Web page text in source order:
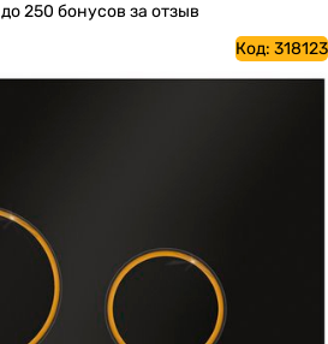
до 250 бонусов за отзыв
Код: 318123